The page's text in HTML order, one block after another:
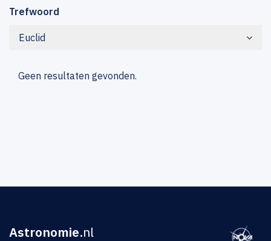
Trefwoord
Euclid
Geen resultaten gevonden.
Astronomie.nl